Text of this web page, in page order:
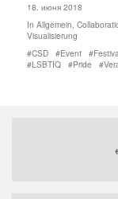
18. июня 2018
In Allgemein,
Visualisierung
CSD
Event
LSBTIQ
Pride